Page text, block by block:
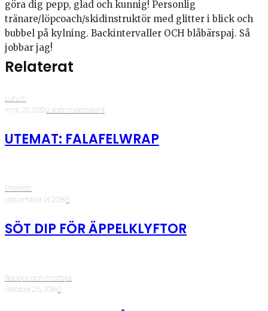
göra dig pepp, glad och kunnig! Personlig
tränare/löpcoach/skidinstruktör med glitter i blick och
bubbel på kylning. Backintervaller OCH blåbärspaj. Så
jobbar jag!
Relaterat
Lunch
·maj 20, 2019·2 kommentarer·4
UTEMAT: FALAFELWRAP
Efterrätt
·december 13, 2018·3
SÖT DIP FÖR ÄPPELKLYFTOR
Recept och mattips
·oktober 25, 2018·0